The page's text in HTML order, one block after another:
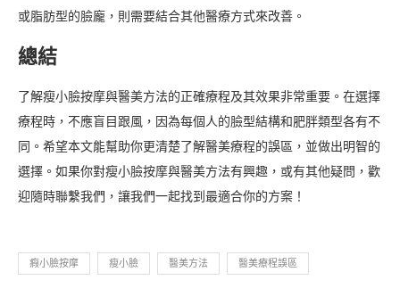
或脂肪型的臉龐，則需要結合其他醫療方式來改善。
總結
了解瘦小臉按摩與醫美方法的正確療程及其效果非常重要。在選擇
療程時，不應盲目跟風，因為每個人的臉型結構和肥胖類型各有不
同。希望本文能幫助你更清楚了解醫美療程的誤區，並做出明智的
選擇。如果你對瘦小臉按摩與醫美方法有興趣，或有其他疑問，歡
迎隨時聯繫我們，讓我們一起找到最適合你的方案！
瘕小臉按摩 瘦小臉 醫美方法 醫美療程誤區